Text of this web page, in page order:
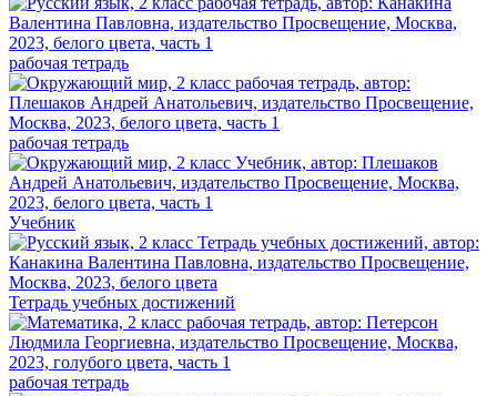
рабочая тетрадь
рабочая тетрадь
Учебник
Тетрадь учебных достижений
рабочая тетрадь